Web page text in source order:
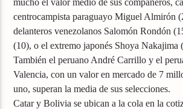
mucho el valor medio de sus compañeros,
centrocampista paraguayo Miguel Almirón
delanteros venezolanos Salomón Rondón
(10), o el extremo japonés Shoya Nakajima
También el peruano André Carrillo y el
Valencia, con un valor en mercado de 7
uno, superan la media de sus selecciones.
Catar y Bolivia se ubican a la cola en la